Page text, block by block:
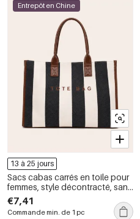
Entrepôt en Chine
13 à 25 jours
Sacs cabas carrés en toile pour
femmes, style décontracté, sans
lettres, à rayures et à pois
€7,41
Commande min. de 1 pc